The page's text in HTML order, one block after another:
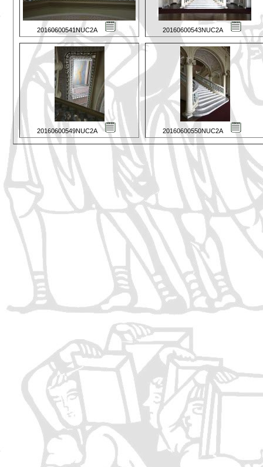
20160600541NUC2A 20160600543NUC2A
20160600549NUC2A 20160600550NUC2A